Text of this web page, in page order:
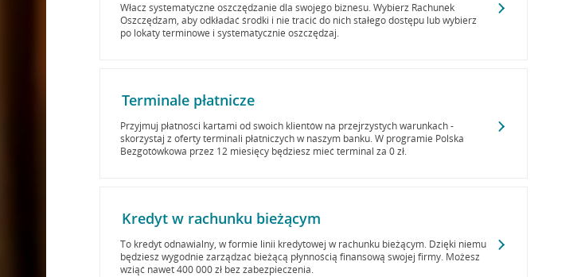
Włacz systematyczne oszczędzanie dla swojego biznesu. Wybierz Rachunek
Oszczędzam, aby odkładać środki i nie tracić do nich stałego dostępu lub wybierz
po lokaty terminowe i systematycznie oszczędzaj.
Terminale płatnicze
Przyjmuj płatności kartami od swoich klientów na przejrzystych warunkach -
skorzystaj z oferty terminali płatniczych w naszym banku. W programie Polska
Bezgotówkowa przez 12 miesięcy będziesz mieć terminal za 0 zł.
Kredyt w rachunku bieżącym
To kredyt odnawialny, w formie linii kredytowej w rachunku bieżącym. Dzięki niemu
będziesz wygodnie zarządzać bieżącą płynnością finansową swojej firmy. Możesz
wziąć nawet 400 000 zł bez zabezpieczenia.